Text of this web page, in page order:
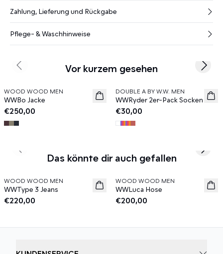
Zahlung, Lieferung und Rückgabe
Pflege- & Waschhinweise
Vor kurzem gesehen
News
WOOD WOOD MEN
WWBo Jacke
€250,00
News
DOUBLE A BY W.W. MEN
WWRyder 2er-Pack Socken
€30,00
Previous slide Next
Das könnte dir auch gefallen
News
WOOD WOOD MEN
WWType 3 Jeans
€220,00
News
WOOD WOOD MEN
WWLuca Hose
€200,00
Previous slide Next